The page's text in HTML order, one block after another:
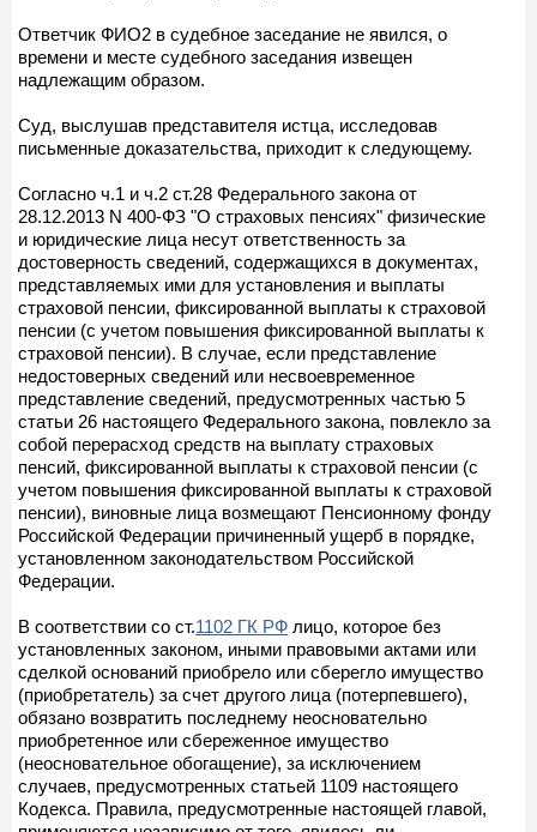
Ответчик ФИО2 в судебное заседание не явился, о
времени и месте судебного заседания извещен
надлежащим образом.
Суд, выслушав представителя истца, исследовав
письменные доказательства, приходит к следующему.
Согласно ч.1 и ч.2 ст.28 Федерального закона от
28.12.2013 N 400-ФЗ "О страховых пенсиях" физические
и юридические лица несут ответственность за
достоверность сведений, содержащихся в документах,
представляемых ими для установления и выплаты
страховой пенсии, фиксированной выплаты к страховой
пенсии (с учетом повышения фиксированной выплаты к
страховой пенсии). В случае, если представление
недостоверных сведений или несвоевременное
представление сведений, предусмотренных частью 5
статьи 26 настоящего Федерального закона, повлекло за
собой перерасход средств на выплату страховых
пенсий, фиксированной выплаты к страховой пенсии (с
учетом повышения фиксированной выплаты к страховой
пенсии), виновные лица возмещают Пенсионному фонду
Российской Федерации причиненный ущерб в порядке,
установленном законодательством Российской
Федерации.
В соответствии со ст.1102 ГК РФ лицо, которое без
установленных законом, иными правовыми актами или
сделкой оснований приобрело или сберегло имущество
(приобретатель) за счет другого лица (потерпевшего),
обязано возвратить последнему неосновательно
приобретенное или сбереженное имущество
(неосновательное обогащение), за исключением
случаев, предусмотренных статьей 1109 настоящего
Кодекса. Правила, предусмотренные настоящей главой,